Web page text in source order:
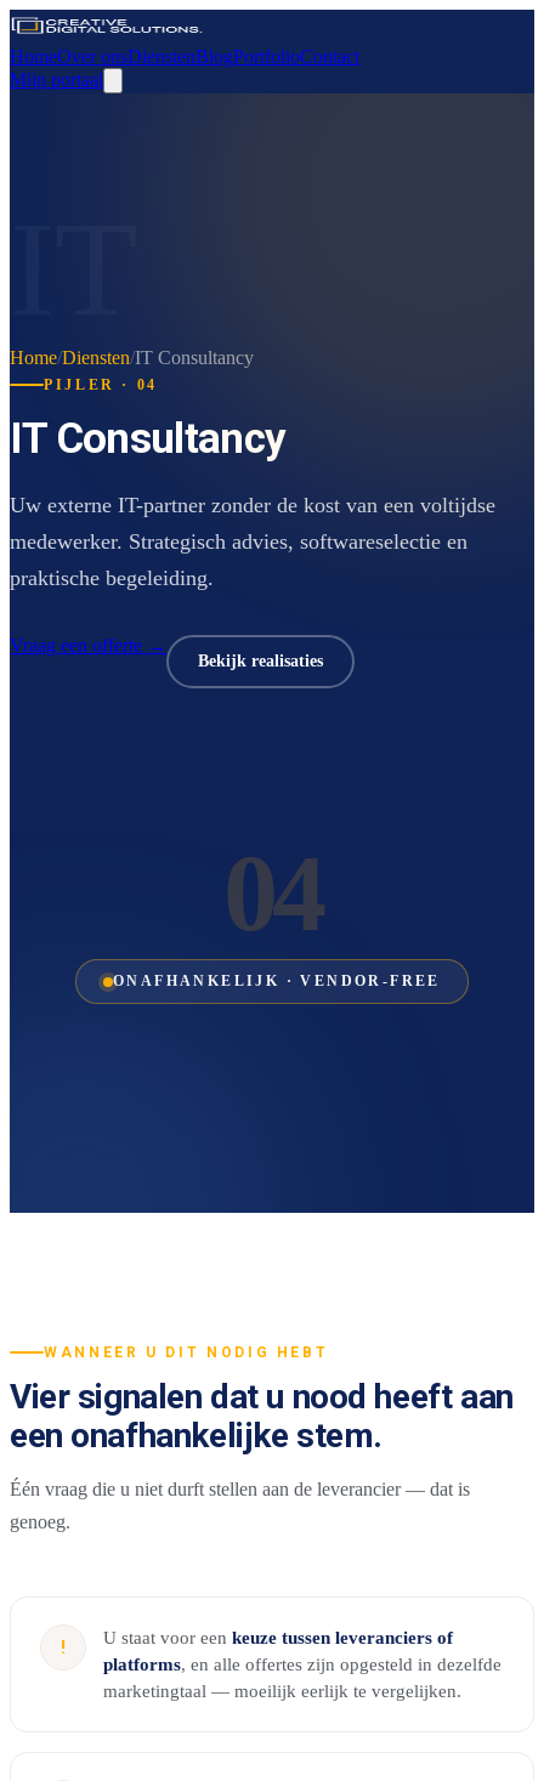
HomeOver onsDienstenBlogPortfolioContact
Mijn portaal
Home/Diensten/IT Consultancy
PIJLER · 04
IT Consultancy
Uw externe IT-partner zonder de kost van een voltijdse
medewerker. Strategisch advies, softwareselectie en
praktische begeleiding.
Vraag een offerte →
Bekijk realisaties
04
ONAFHANKELIJK · VENDOR-FREE
WANNEER U DIT NODIG HEBT
Vier signalen dat u nood heeft aan
een onafhankelijke stem.
Één vraag die u niet durft stellen aan de leverancier — dat is
genoeg.
! U staat voor een keuze tussen leveranciers of
platforms, en alle offertes zijn opgesteld in dezelfde
marketingtaal — moeilijk eerlijk te vergelijken.